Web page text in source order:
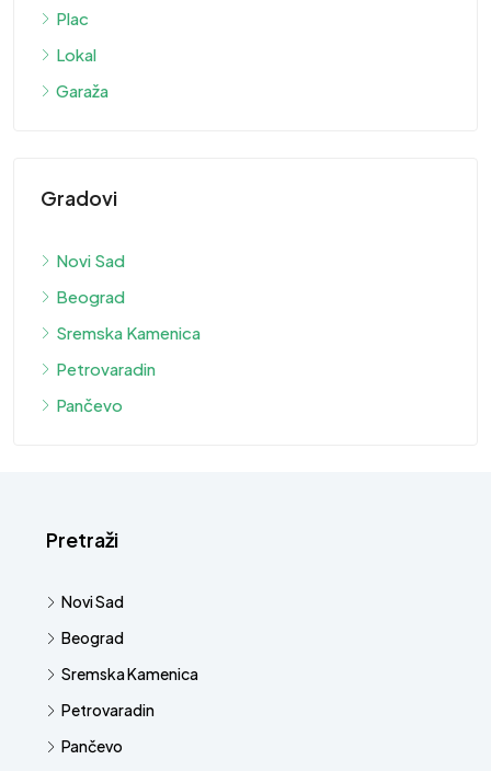
Plac
Lokal
Garaža
Gradovi
Novi Sad
Beograd
Sremska Kamenica
Petrovaradin
Pančevo
Pretraži
Novi Sad
Beograd
Sremska Kamenica
Petrovaradin
Pančevo